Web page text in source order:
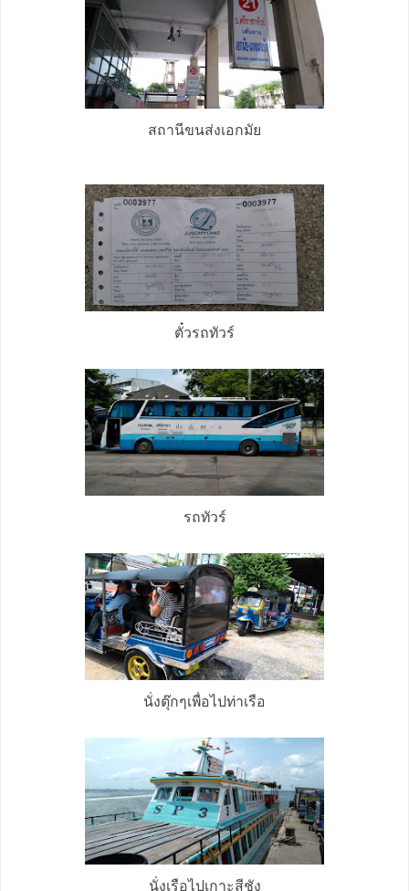
สถานีขนส่งเอกมัย
ตั๋วรถทัวร์
รถทัวร์
นั่งตุ๊กๆเพื่อไปท่าเรือ
นั่งเรือไปเกาะสีชัง